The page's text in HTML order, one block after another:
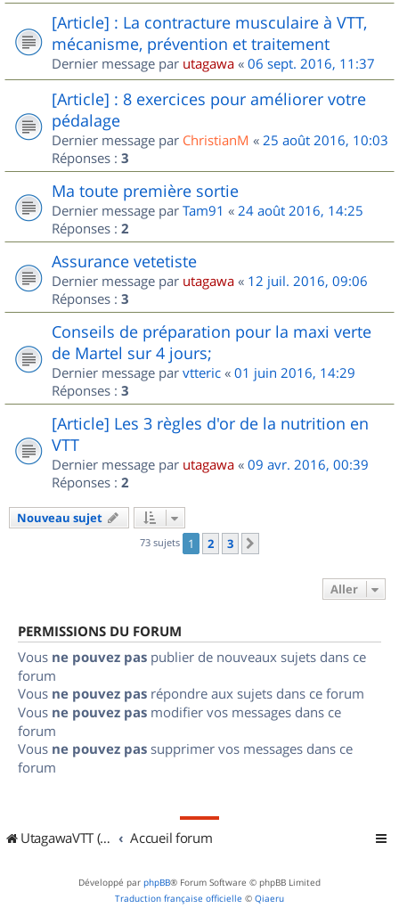
[Article] : La contracture musculaire à VTT,
mécanisme, prévention et traitement
Dernier message par utagawa « 06 sept. 2016, 11:37
[Article] : 8 exercices pour améliorer votre
pédalage
Dernier message par ChristianM « 25 août 2016, 10:03
Réponses : 3
Ma toute première sortie
Dernier message par Tam91 « 24 août 2016, 14:25
Réponses : 2
Assurance vetetiste
Dernier message par utagawa « 12 juil. 2016, 09:06
Réponses : 3
Conseils de préparation pour la maxi verte
de Martel sur 4 jours;
Dernier message par vtteric « 01 juin 2016, 14:29
Réponses : 3
[Article] Les 3 règles d'or de la nutrition en
VTT
Dernier message par utagawa « 09 avr. 2016, 00:39
Réponses : 2
Nouveau sujet
73 sujets 1 2 3
Aller
PERMISSIONS DU FORUM
Vous ne pouvez pas publier de nouveaux sujets dans ce
forum
Vous ne pouvez pas répondre aux sujets dans ce forum
Vous ne pouvez pas modifier vos messages dans ce
forum
Vous ne pouvez pas supprimer vos messages dans ce
forum
UtagawaVTT (Randos VTT et VTTAE avec traces GPS) Accueil forum
Développé par phpBB® Forum Software © phpBB Limited
Traduction française officielle © Qiaeru